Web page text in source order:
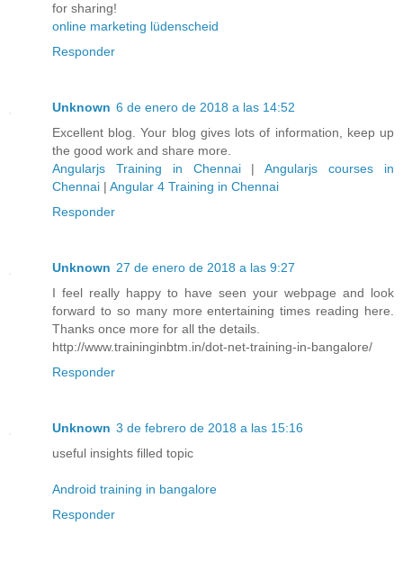
for sharing!
online marketing lüdenscheid
Responder
Unknown 6 de enero de 2018 a las 14:52
Excellent blog. Your blog gives lots of information, keep up
the good work and share more.
Angularjs Training in Chennai |Angularjs courses in
Chennai | Angular 4 Training in Chennai
Responder
Unknown 27 de enero de 2018 a las 9:27
I feel really happy to have seen your webpage and look
forward to so many more entertaining times reading here.
Thanks once more for all the details.
http://www.traininginbtm.in/dot-net-training-in-bangalore/
Responder
Unknown 3 de febrero de 2018 a las 15:16
useful insights filled topic
Android training in bangalore
Responder